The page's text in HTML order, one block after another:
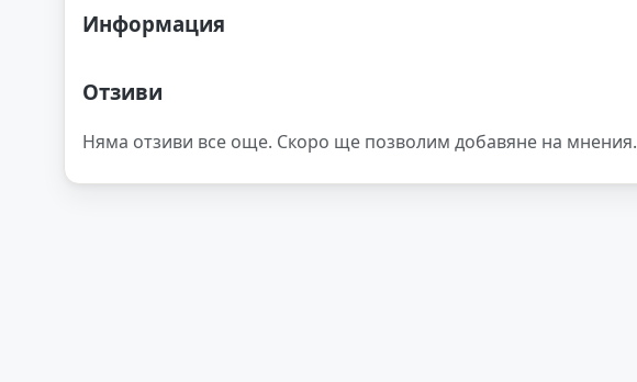
Информация
Отзиви
Няма отзиви все още. Скоро ще позволим добавяне на мнения.